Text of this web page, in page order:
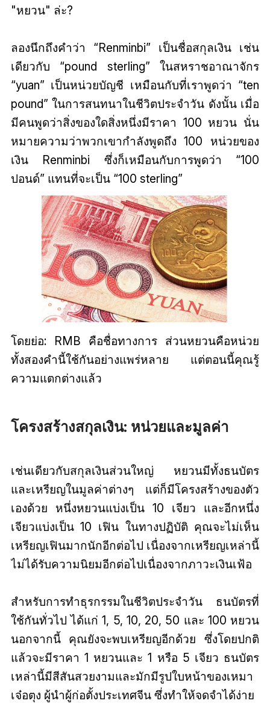
"หยวน" ล่ะ?
ลองนึกถึงคำว่า “Renminbi” เป็นชื่อสกุลเงิน เช่น
เดียวกับ “pound sterling” ในสหราชอาณาจักร
“yuan” เป็นหน่วยบัญชี เหมือนกับที่เราพูดว่า “ten
pound” ในการสนทนาในชีวิตประจำวัน ดังนั้น เมื่อ
มีคนพูดว่าสิ่งของใดสิ่งหนึ่งมีราคา 100 หยวน นั่น
หมายความว่าพวกเขากำลังพูดถึง 100 หน่วยของ
เงิน Renminbi ซึ่งก็เหมือนกับการพูดว่า “100
ปอนด์” แทนที่จะเป็น “100 sterling”
โดยย่อ: RMB คือชื่อทางการ ส่วนหยวนคือหน่วย
ทั้งสองคำนี้ใช้กันอย่างแพร่หลาย แต่ตอนนี้คุณรู้
ความแตกต่างแล้ว
โครงสร้างสกุลเงิน: หน่วยและมูลค่า
เช่นเดียวกับสกุลเงินส่วนใหญ่ หยวนมีทั้งธนบัตร
และเหรียญในมูลค่าต่างๆ แต่ก็มีโครงสร้างของตัว
เองด้วย หนึ่งหยวนแบ่งเป็น 10 เจียว และอีกหนึ่ง
เจียวแบ่งเป็น 10 เฟิน ในทางปฏิบัติ คุณจะไม่เห็น
เหรียญเฟินมากนักอีกต่อไป เนื่องจากเหรียญเหล่านี้
ไม่ได้รับความนิยมอีกต่อไปเนื่องจากภาวะเงินเฟ้อ
สำหรับการทำธุรกรรมในชีวิตประจำวัน ธนบัตรที่
ใช้กันทั่วไป ได้แก่ 1, 5, 10, 20, 50 และ 100 หยวน
นอกจากนี้ คุณยังจะพบเหรียญอีกด้วย ซึ่งโดยปกติ
แล้วจะมีราคา 1 หยวนและ 1 หรือ 5 เจียว ธนบัตร
เหล่านี้มีสีสันสวยงามและมักมีรูปใบหน้าของเหมา
เจ๋อตุง ผู้นำผู้ก่อตั้งประเทศจีน ซึ่งทำให้จดจำได้ง่าย